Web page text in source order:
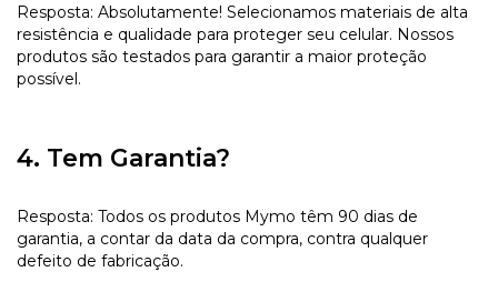
Resposta: Absolutamente! Selecionamos materiais de alta
resistência e qualidade para proteger seu celular. Nossos
produtos são testados para garantir a maior proteção
possível.
4. Tem Garantia?
Resposta: Todos os produtos Mymo têm 90 dias de
garantia, a contar da data da compra, contra qualquer
defeito de fabricação.